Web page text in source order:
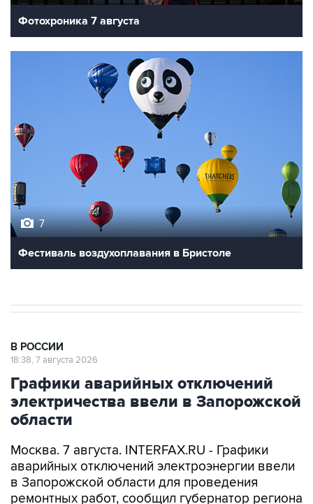
Фестиваль воздухоплавания в Бристоле
Графики аварийных отключений
электричества ввели в Запорожской
области
Москва. 7 августа. INTERFAX.RU - Графики
в Запорожской области для проведения
ремонтных работ, сообщил губернатор региона
Евгений Балицкий в пятницу.